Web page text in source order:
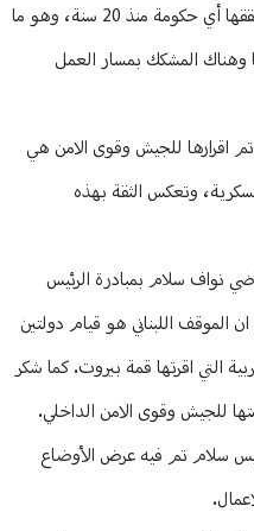
بأن الحكومة الحالية حققت ارقاماً لم تحققها أي حكومة منذ 20 سنة، وهو ما
المشكك بمسار العمل
تم اقرارها للجيش وقوى الامن هي
وتعكس الثقة بهذه
نواف سلام بمبادرة الرئيس
الموقف اللبناني هو قيام دولتين
التي اقرتها قمة بيروت. كما شكر
للجيش وقوى الامن الداخلي.
سلام تم فيه عرض الأوضاع